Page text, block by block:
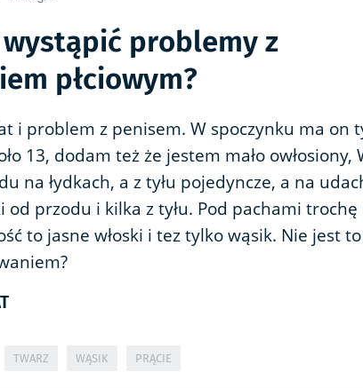
wystąpić problemy z
płciowym?
i problem z penisem. W spoczynku ma on
13, dodam też że jestem mało owłosiony,
na łydkach, a z tyłu pojedyncze, a na
od przodu i kilka z tyłu. Pod pachami
to jasne włoski i tez tylko wąsik. Nie jest
TWARZ WĄSIK PRĄCIE